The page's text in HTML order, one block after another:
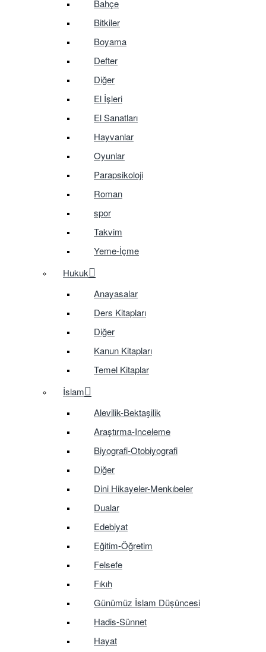
Bahçe
Bitkiler
Boyama
Defter
Diğer
El İşleri
El Sanatları
Hayvanlar
Oyunlar
Parapsikoloji
Roman
spor
Takvim
Yeme-İçme
Hukuk
Anayasalar
Ders Kitapları
Diğer
Kanun Kitapları
Temel Kitaplar
İslam
Alevilik-Bektaşilik
Araştırma-Inceleme
Biyografi-Otobiyografi
Diğer
Dini Hikayeler-Menkıbeler
Dualar
Edebiyat
Eğitim-Öğretim
Felsefe
Fıkıh
Günümüz İslam Düşüncesi
Hadis-Sünnet
Hayat